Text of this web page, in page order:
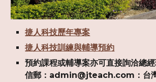
捷人科技歷年專案
捷人科技訓練與輔導預約
預約課程或輔導案亦可直接詢洽總
信郵：admin@jteach.com：台